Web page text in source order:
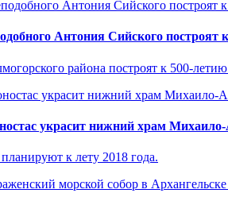
Антония Сийского построят
района построят к 500-
украсит нижний храм Михаило-
к лету 2018 года.